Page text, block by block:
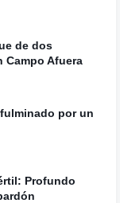
de dos
Campo Afuera
por un
Profundo